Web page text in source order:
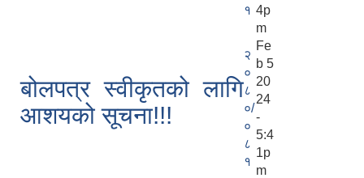
१ 4p
m
बोलपत्र स्वीकृतको लागि
आशयको सूचना!!!
२
०
८
०/
०
८
१
Fe
b 5
20
24
-
5:4
1p
m